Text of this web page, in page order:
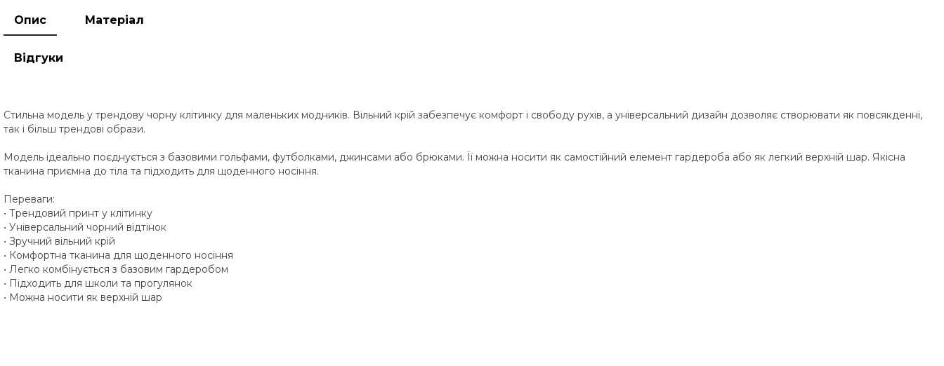
Опис Матеріал
Відгуки
Стильна модель у трендову чорну клітинку для маленьких модників. Вільний крій забезпечує комфорт і свободу рухів, а універсальний дизайн дозволяє створювати як повсякденні,
так і більш трендові образи.
Модель ідеально поєднується з базовими гольфами, футболками, джинсами або брюками. Її можна носити як самостійний елемент гардероба або як легкий верхній шар. Якісна
тканина приємна до тіла та підходить для щоденного носіння.
Переваги:
• Трендовий принт у клітинку
• Універсальний чорний відтінок
• Зручний вільний крій
• Комфортна тканина для щоденного носіння
• Легко комбінується з базовим гардеробом
• Підходить для школи та прогулянок
• Можна носити як верхній шар